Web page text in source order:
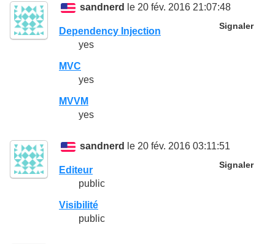
sandnerd le 20 fév. 2016 21:07:48
Signaler
Dependency Injection
yes
MVC
yes
MVVM
yes
sandnerd le 20 fév. 2016 03:11:51
Signaler
Editeur
public
Visibilité
public